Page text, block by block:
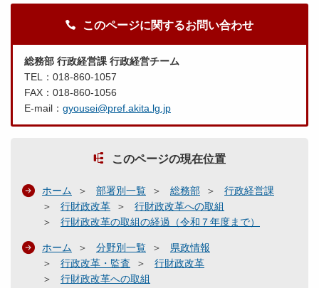
このページに関するお問い合わせ
総務部 行政経営課 行政経営チーム
TEL：018-860-1057
FAX：018-860-1056
E-mail： gyousei@pref.akita.lg.jp
このページの現在位置
ホーム 部署別一覧 総務部
行政経営課
行財政改革
行財政改革への取組
行財政改革の取組の経過（令和７年度まで）
ホーム 分野別一覧
県政情報
行政改革・監査
行財政改革
行財政改革への取組